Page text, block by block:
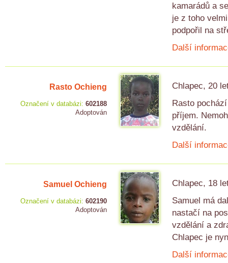
kamarádů a
je z toho
podpořil na
Další
Rasto Ochieng
Označení v databázi: 602188
Adoptován
Chlapec, 20
Rasto
příjem.
vzdělání.
Další
Samuel Ochieng
Označení v databázi: 602190
Adoptován
Chlapec, 18
Samuel má
nastačí na
vzdělání a
Chlapec je
Další